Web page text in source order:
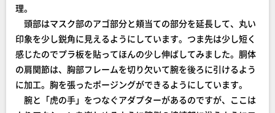
理。
頭部はマスク部のアゴ部分と頬当ての部分を延長して、丸い
印象を少し鋭角に見えるようにしています。つま先は少し短く
感じたのでプラ板を貼ってほんの少し伸ばしてみました。胴体
の肩関節は、胸部フレームを切り欠いて腕を後ろに引けるよう
に加工。胸を張ったポージングができるようにしています。
腕と「虎の手」をつなぐアダプターがあるのですが、ここは